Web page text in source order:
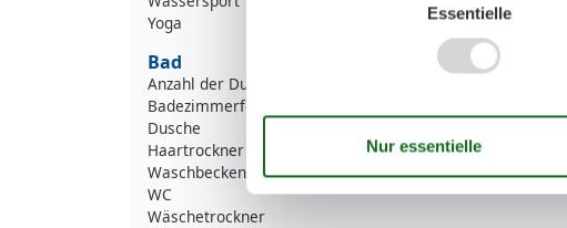
Yoga
Bad
Anzahl der Duschen
Badezimmerfenster
Dusche
Haartrockner
Waschbecken
WC
Wäschetrockner
Essentielle